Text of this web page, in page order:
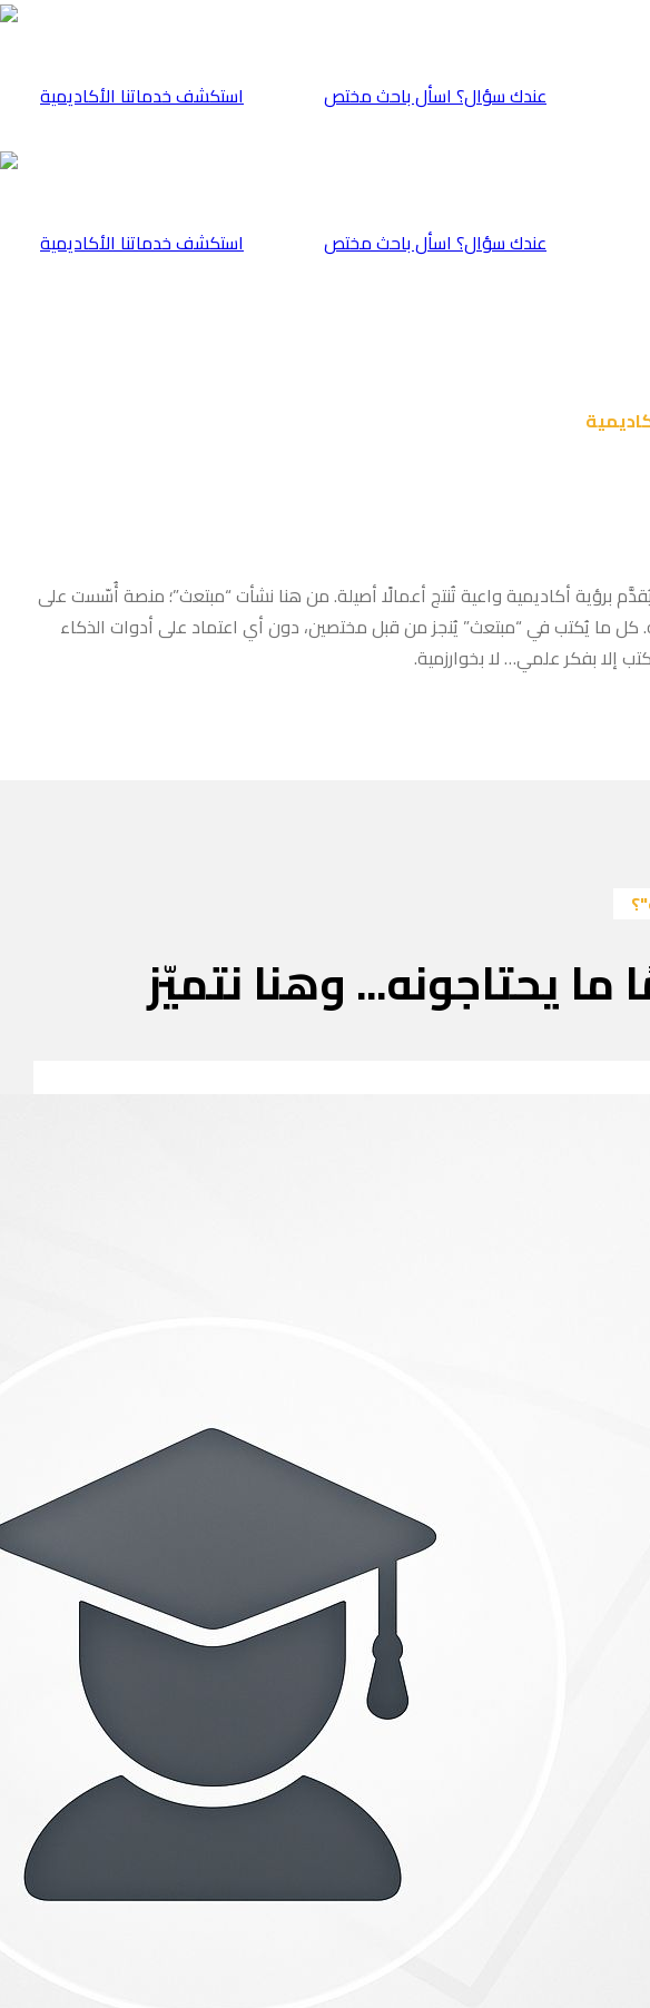
⁠استكشف خدماتنا الأكاديمية عندك سؤال؟ اسأل باحث مختص
⁠استكشف خدماتنا الأكاديمية عندك سؤال؟ اسأل باحث مختص
برؤية أكاديمية واعية تُنتج أعمالًا أصيلة. من هنا نشأت “مبتعث”؛ منصة أُسّست على
كل ما يُكتب في “مبتعث” يُنجز من قبل مختصين، دون أي اعتماد على أدوات الذكاء
إلا بفكر علمي… لا بخوارزمية.
ما يحتاجونه... وهنا نتميّز